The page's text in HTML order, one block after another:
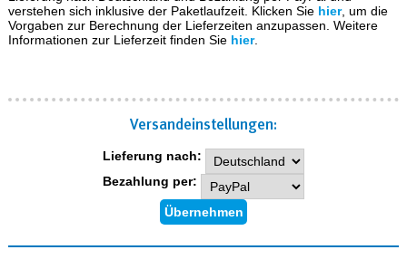
verstehen sich inklusive der Paketlaufzeit. Klicken Sie hier, um die
Vorgaben zur Berechnung der Lieferzeiten anzupassen. Weitere
Informationen zur Lieferzeit finden Sie hier.
Versand­einstellungen:
Lieferung nach:
Bezahlung per: